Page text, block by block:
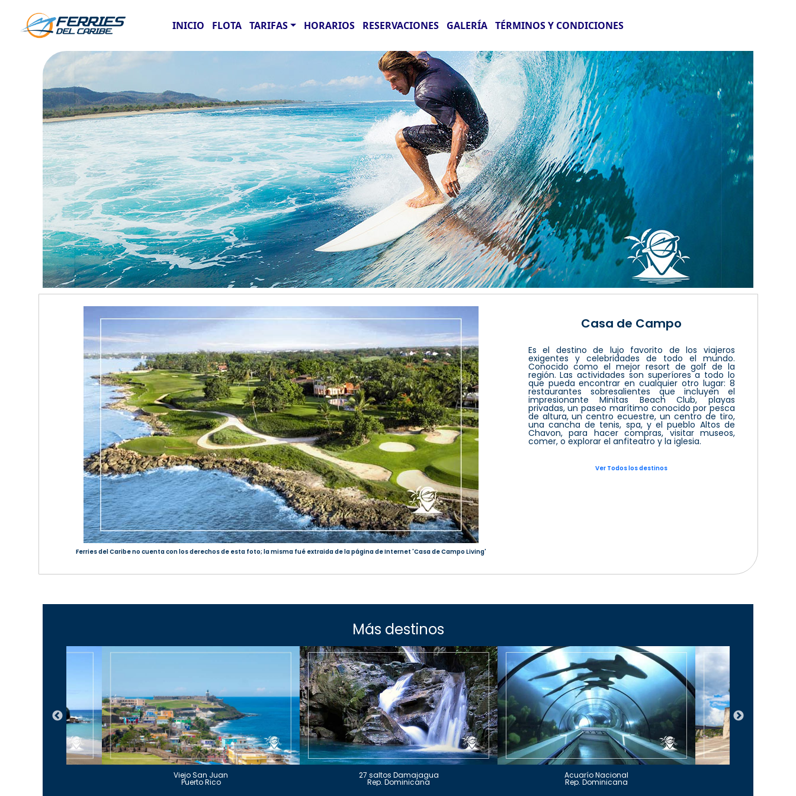
INICIO FLOTA TARIFAS HORARIOS RESERVACIONES GALERÍA TÉRMINOS Y CONDICIONES
Ferries del Caribe no cuenta con los derechos de esta foto; la misma fué extraida de la página de Internet 'Casa de Campo Living'
Casa de Campo
Es el destino de lujo favorito de los viajeros
exigentes y celebridades de todo el mundo.
Conocido como el mejor resort de golf de la
región. Las actividades son superíores a todo lo
que pueda encontrar en cualquier otro lugar: 8
restaurantes sobresalientes que incluyen el
impresionante Minitas Beach Club, playas
privadas, un paseo marítimo conocido por pesca
de altura, un centro ecuestre, un centro de tiro,
una cancha de tenis, spa, y el pueblo Altos de
Chavon, para hacer compras, visitar museos,
comer, o explorar el anfiteatro y la iglesia.
Ver Todos los destinos
Más destinos
Viejo San Juan
Puerto Rico
27 saltos Damajagua
Rep. Dominicana
Acuarío Nacional
Rep. Dominicana